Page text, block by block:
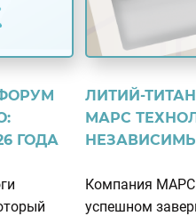
ГОДА
ЛИТИЙ-
МАРС
Компания
успешном